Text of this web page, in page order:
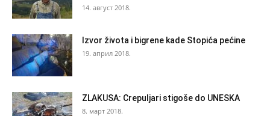
14. август 2018.
Izvor života i bigrene kade Stopića pećine
19. април 2018.
ZLAKUSA: Crepuljari stigoše do UNESKA
8. март 2018.